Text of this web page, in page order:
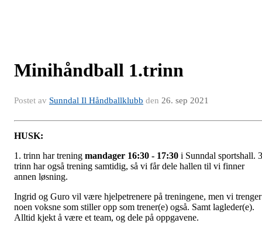
Minihåndball 1.trinn
Postet av Sunndal Il Håndballklubb den 26. sep 2021
HUSK:
1. trinn har trening mandager 16:30 - 17:30 i Sunndal sportshall.
trinn har også trening samtidig, så vi får dele hallen til vi finner
annen løsning.
Ingrid og Guro vil være hjelpetrenere på treningene, men vi trenger
noen voksne som stiller opp som trener(e) også. Samt lagleder(e).
Alltid kjekt å være et team, og dele på oppgavene.